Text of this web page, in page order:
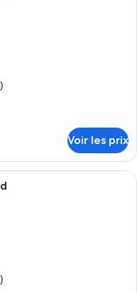
Voir les prix
chambre à coucher bien